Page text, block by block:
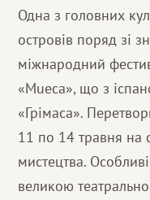
Одна з головних
островів поряд зі
міжнародний
«Mueca», що з
«Грімаса».
11 по 14 травня на
мистецтва.
великою